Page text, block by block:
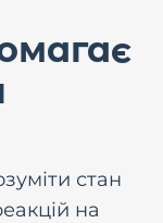
стан
на